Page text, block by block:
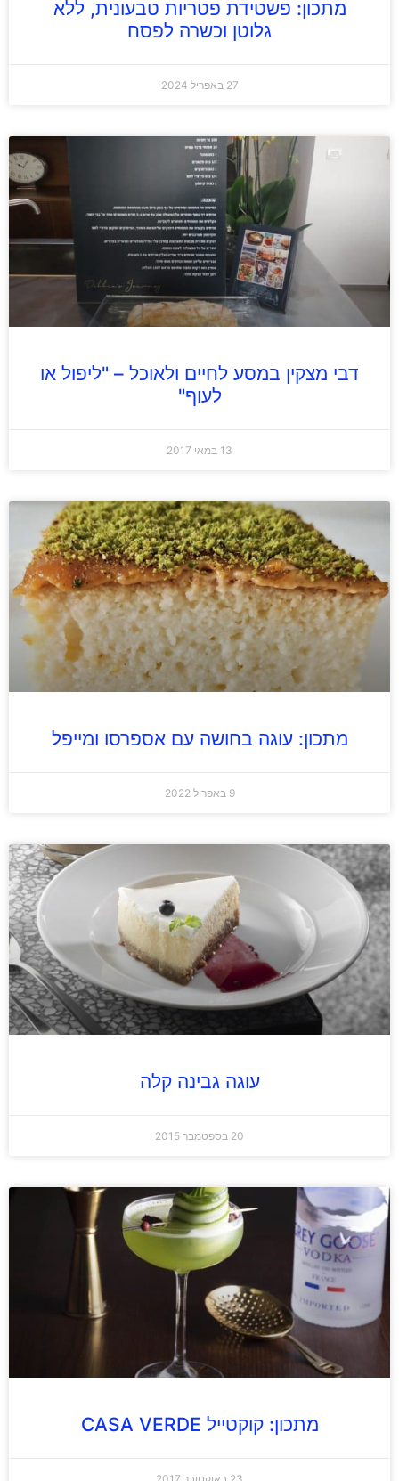
מתכון: פשטידת פטריות טבעונית, ללא
גלוטן וכשרה לפסח
27 באפריל 2024
דבי מצקין במסע לחיים ולאוכל – "ליפול או
לעוף"
13 במאי 2017
מתכון: עוגה בחושה עם אספרסו ומייפל
9 באפריל 2022
עוגה גבינה קלה
20 בספטמבר 2015
מתכון: קוקטייל CASA VERDE